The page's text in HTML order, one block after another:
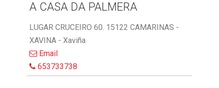
A CASA DA PALMERA
LUGAR CRUCEIRO 60. 15122 CAMARINAS -
XAVINA - Xaviña
Email
653733738